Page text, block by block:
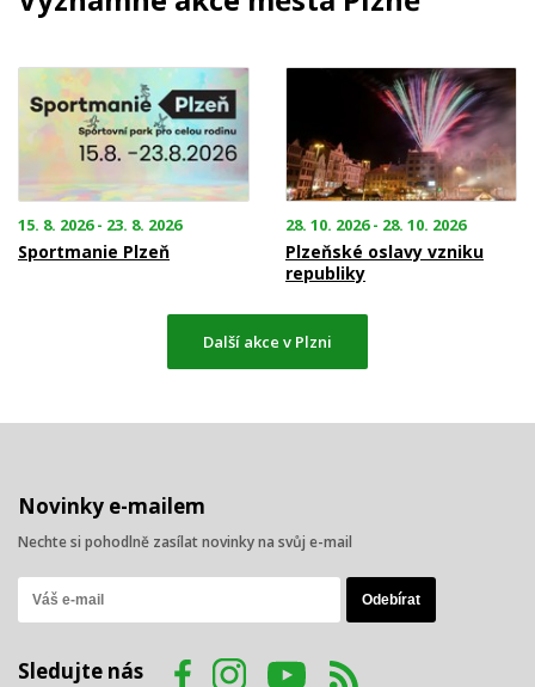
15. 8. 2026 - 23. 8. 2026
Sportmanie Plzeň
28. 10. 2026 - 28. 10. 2026
Plzeňské oslavy vzniku
republiky
Další akce v Plzni
Novinky e-mailem
Nechte si pohodlně zasílat novinky na svůj e-mail
Sledujte nás